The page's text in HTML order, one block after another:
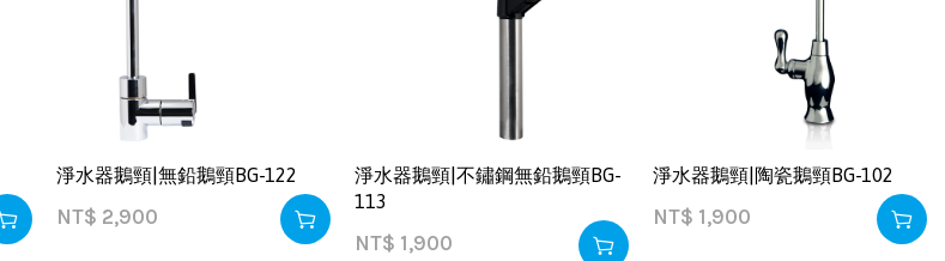
淨水器鵝頸|無鉛鵝頸BG-122
NT$ 2,900
淨水器鵝頸|不鏽鋼無鉛鵝頸BG-
113
NT$ 1,900
淨水器鵝頸|陶瓷鵝頸BG-102
NT$ 1,900